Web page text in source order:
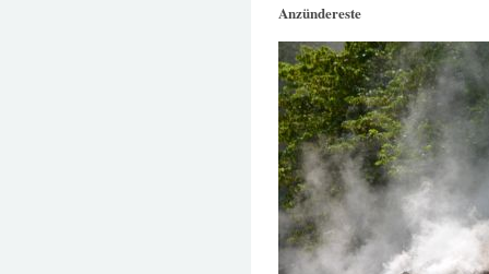
Anzündereste